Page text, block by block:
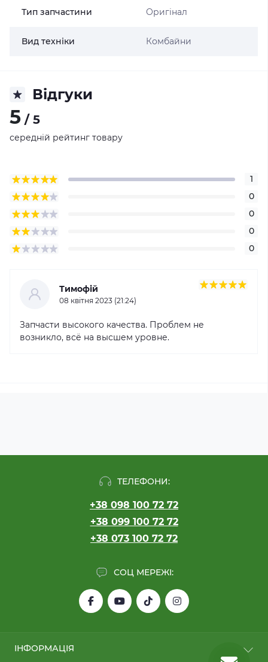
Тип запчастини Оригінал
Вид техніки Комбайни
Відгуки
5 / 5
середній рейтинг товару
1
0
0
0
0
Тимофій
08 квітня 2023 (21:24)
Запчасти высокого качества. Проблем не
возникло, всё на высшем уровне.
ТЕЛЕФОНИ:
+38 098 100 72 72
+38 099 100 72 72
+38 073 100 72 72
СОЦ МЕРЕЖІ:
ІНФОРМАЦІЯ